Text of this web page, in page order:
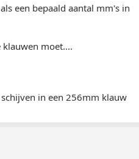
een bepaald aantal mm's in
moet....
in een 256mm klauw